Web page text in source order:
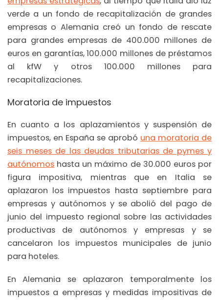
verde a un fondo de recapitalización de grandes
empresas o Alemania creó un fondo de rescate
para grandes empresas de 400.000 millones de
euros en garantías, 100.000 millones de préstamos
al kfW y otros 100.000 millones para
recapitalizaciones.
Moratoria de impuestos
En cuanto a los aplazamientos y suspensión de
impuestos, en España se aprobó una moratoria de
seis meses de las deudas tributarias de pymes y
autónomos hasta un máximo de 30.000 euros por
figura impositiva, mientras que en Italia se
aplazaron los impuestos hasta septiembre para
empresas y autónomos y se abolió del pago de
junio del impuesto regional sobre las actividades
productivas de autónomos y empresas y se
cancelaron los impuestos municipales de junio
para hoteles.
En Alemania se aplazaron temporalmente los
impuestos a empresas y medidas impositivas de